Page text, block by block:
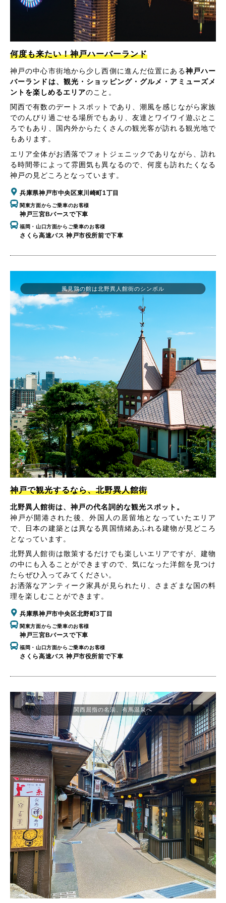
何度も来たい！神戸ハーバーランド
神戸の中心市街地から少し西側に進んだ位置にある神戸ハー
バーランドは、観光・ショッピング・グルメ・アミューズメ
ントを楽しめるエリアのこと。
関西で有数のデートスポットであり、潮風を感じながら家族
でのんびり過ごせる場所でもあり、友達とワイワイ遊ぶとこ
ろでもあり、国内外からたくさんの観光客が訪れる観光地で
もあります。
エリア全体がお洒落でフォトジェニックでありながら、訪れ
る時間帯によって雰囲気も異なるので、何度も訪れたくなる
神戸の見どころとなっています。
兵庫県神戸市中央区東川崎町1丁目
関東方面からご乗車のお客様
神戸三宮Bバースで下車
福岡・山口方面からご乗車のお客様
さくら高速バス 神戸市役所前で下車
神戸で観光するなら、北野異人館街
北野異人館街は、神戸の代名詞的な観光スポット。
神戸が開港された後、外国人の居留地となっていたエリア
で、日本の建築とは異なる異国情緒あふれる建物が見どころ
となっています。
北野異人館街は散策するだけでも楽しいエリアですが、建物
の中にも入ることができますので、気になった洋館を見つけ
たらぜひ入ってみてください。
お洒落なアンティーク家具が見られたり、さまざまな国の料
理を楽しむことができます。
兵庫県神戸市中央区北野町3丁目
関東方面からご乗車のお客様
神戸三宮Bバースで下車
福岡・山口方面からご乗車のお客様
さくら高速バス 神戸市役所前で下車
風見鶏の館は北野異人館街のシンボル
関西屈指の名湯、有馬温泉へ